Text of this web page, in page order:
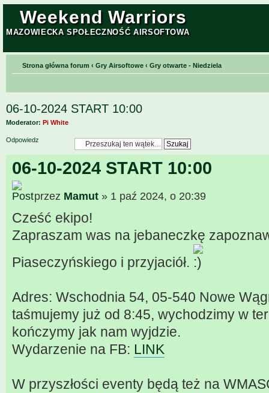
Weekend Warriors
MAZOWIECKA SPOŁECZNOŚĆ AIRSOFTOWA
Strona główna forum ‹ Gry Airsoftowe ‹ Gry otwarte - Niedziela
06-10-2024 START 10:00
Moderator: Pi White
Odpowiedz
06-10-2024 START 10:00
przez Mamut » 1 paź 2024, o 20:39
Cześć ekipo!
Zapraszam was na jebaneczkę
Piaseczyńskiego i przyjaciół.
Adres: Wschodnia 54, 05-540 Nowe
taśmujemy już od 8:45, wychodzimy w
kończymy jak nam wyjdzie.
Wydarzenie na FB: LINK
W przyszłości eventy będą też na